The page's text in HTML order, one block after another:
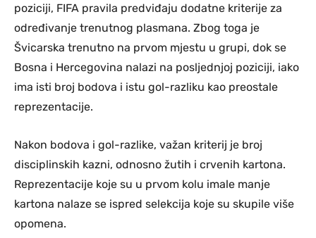
poziciji, FIFA pravila predviđaju dodatne kriterije za
određivanje trenutnog plasmana. Zbog toga je
Švicarska trenutno na prvom mjestu u grupi, dok se
Bosna i Hercegovina nalazi na posljednjoj poziciji, iako
ima isti broj bodova i istu gol-razliku kao preostale
reprezentacije.
Nakon bodova i gol-razlike, važan kriterij je broj
disciplinskih kazni, odnosno žutih i crvenih kartona.
Reprezentacije koje su u prvom kolu imale manje
kartona nalaze se ispred selekcija koje su skupile više
opomena.